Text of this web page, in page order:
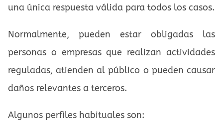
una única respuesta válida para todos los casos.
Normalmente, pueden estar obligadas las
personas o empresas que realizan actividades
reguladas, atienden al público o pueden causar
daños relevantes a terceros.
Algunos perfiles habituales son: